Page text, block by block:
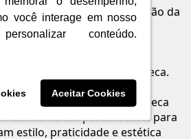
você interage em nosso
conteúdo.
Aceitar Cookies
resistência e conservação da
banheiros residenciais e
: confiança e durabilidade Deca.
em registros de gaveta Deca
em parede. Ideal para
estilo, praticidade e estética